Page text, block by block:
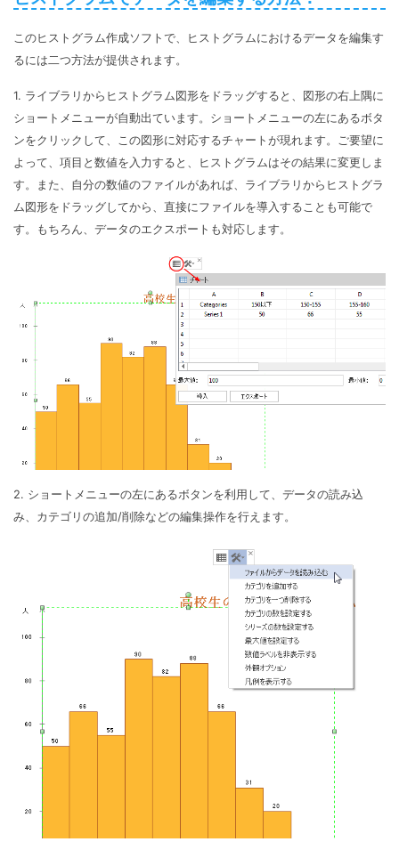
このヒストグラム作成ソフトで、ヒストグラムにおけるデータを編集す
るには二つ方法が提供されます。
1. ライブラリからヒストグラム図形をドラッグすると、図形の右上隅に
ショートメニューが自動出ています。ショートメニューの左にあるボタ
ンをクリックして、この図形に対応するチャートが現れます。ご要望に
よって、項目と数値を入力すると、ヒストグラムはその結果に変更しま
す。また、自分の数値のファイルがあれば、ライブラリからヒストグラ
ム図形をドラッグしてから、直接にファイルを導入することも可能で
す。もちろん、データのエクスポートも対応します。
2. ショートメニューの左にあるボタンを利用して、データの読み込
み、カテゴリの追加/削除などの編集操作を行えます。